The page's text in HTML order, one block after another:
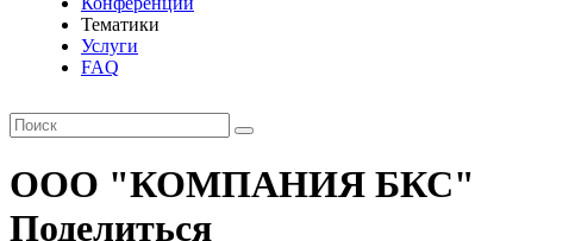
Тематики
Услуги
FAQ
ООО "КОМПАНИЯ БКС"
Поделиться